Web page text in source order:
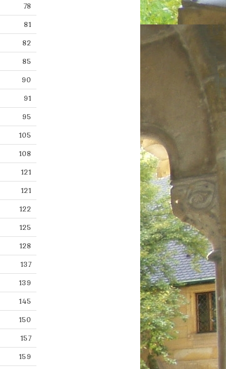
78
81
82
85
90
91
95
105
108
121
121
122
125
128
137
139
145
150
157
159